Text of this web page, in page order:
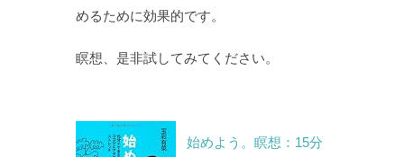
めるために効果的です。
瞑想、是非試してみてください。
始めよう。瞑想：15分